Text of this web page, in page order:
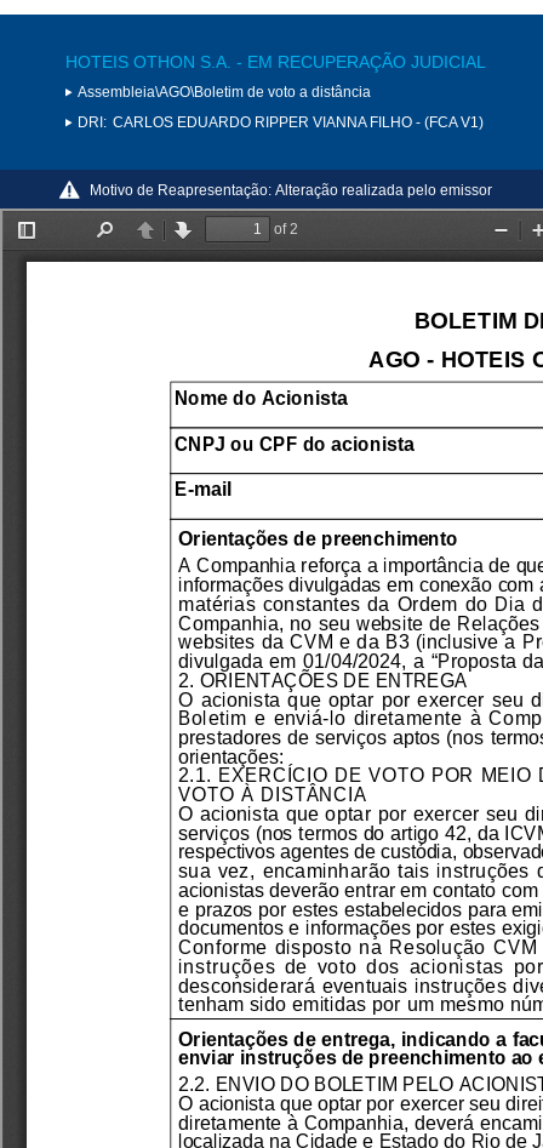
HOTEIS OTHON S.A. - EM RECUPERAÇÃO JUDICIAL
Assembleia\AGO\Boletim de voto a distância
DRI: CARLOS EDUARDO RIPPER VIANNA FILHO - (FCA V1)
Motivo de Reapresentação: Alteração realizada pelo emissor